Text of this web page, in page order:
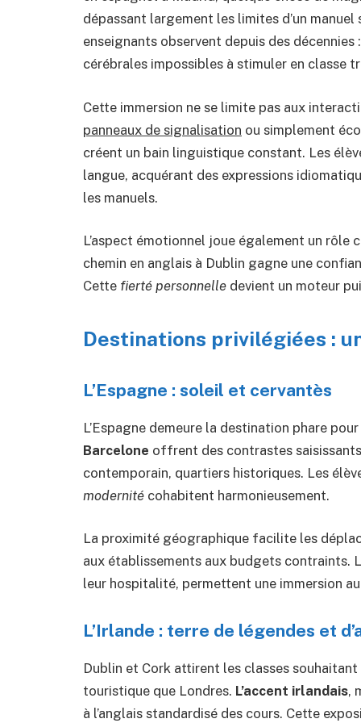
dépassant largement les limites d’un
enseignants observent depuis des
cérébrales impossibles à stimuler en classe
Cette immersion ne se limite pas aux
panneaux de signalisation ou simplement
créent un bain linguistique constant. Les
langue, acquérant des expressions
les manuels.
L’aspect émotionnel joue également un rôle
chemin en anglais à Dublin gagne une
Cette fierté personnelle devient un moteur
Destinations privilégiées :
L’Espagne : soleil et cervantès
L’Espagne demeure la destination phare
Barcelone offrent des contrastes
contemporain, quartiers historiques. Les
modernité cohabitent harmonieusement.
La proximité géographique facilite les
aux établissements aux budgets contraints.
leur hospitalité, permettent une immersion
L’Irlande : terre de légendes et
Dublin et Cork attirent les classes
touristique que Londres. L’accent irlandais,
à l’anglais standardisé des cours. Cette